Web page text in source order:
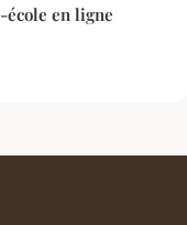
école en ligne